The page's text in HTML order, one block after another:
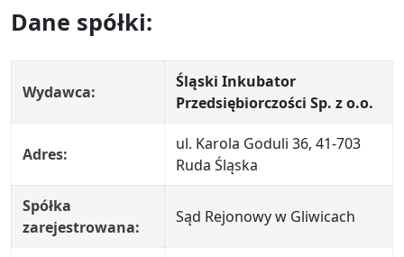
Dane spółki:
Wydawca:
Śląski Inkubator
Przedsiębiorczości Sp. z o.o.
Adres:
ul. Karola Goduli 36, 41-703
Ruda Śląska
Spółka
zarejestrowana:
Sąd Rejonowy w Gliwicach